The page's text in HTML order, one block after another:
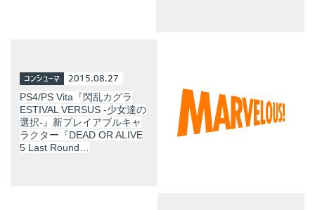
コンシューマ 2015.08.27
PS4/PS Vita『閃乱カグラ
ESTIVAL VERSUS -少女達の
選択-』新プレイアブルキャ
ラクター『DEAD OR ALIVE
5 Last Round…